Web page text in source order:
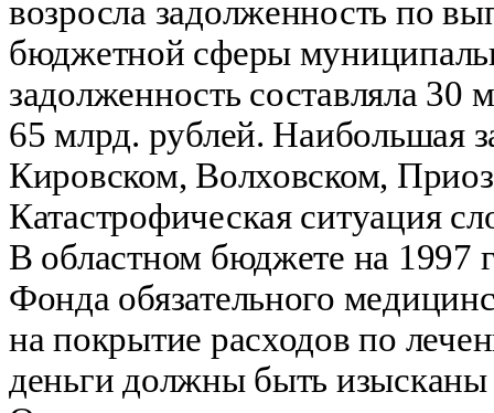
возросла задолженность по
бюджетной сферы
задолженность составляла
65 млрд. рублей. Наибольшая
Кировском, Волховском,
Катастрофическая ситуация
В областном бюджете на 1997
Фонда обязательного
на покрытие расходов по
деньги должны быть